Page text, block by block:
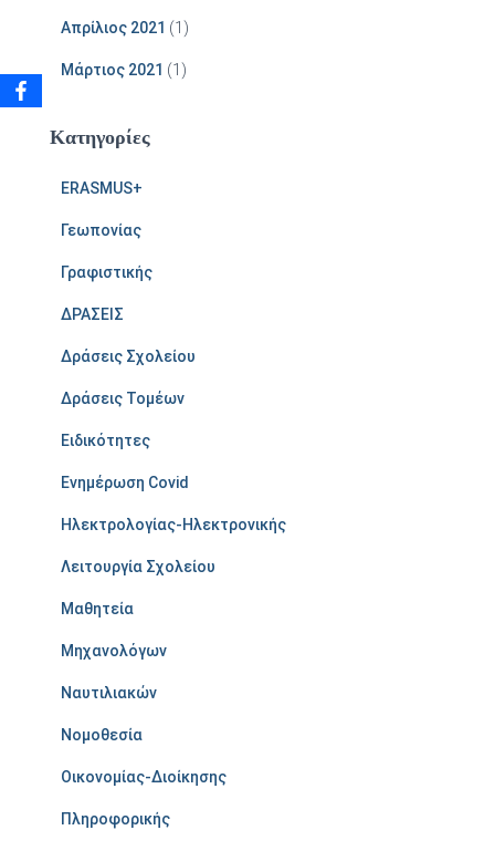
Απρίλιος 2021 (1)
Μάρτιος 2021 (1)
Kατηγορίες
ERASMUS+
Γεωπονίας
Γραφιστικής
ΔΡΑΣΕΙΣ
Δράσεις Σχολείου
Δράσεις Τομέων
Ειδικότητες
Ενημέρωση Covid
Ηλεκτρολογίας-Ηλεκτρονικής
Λειτουργία Σχολείου
Μαθητεία
Μηχανολόγων
Ναυτιλιακών
Νομοθεσία
Οικονομίας-Διοίκησης
Πληροφορικής